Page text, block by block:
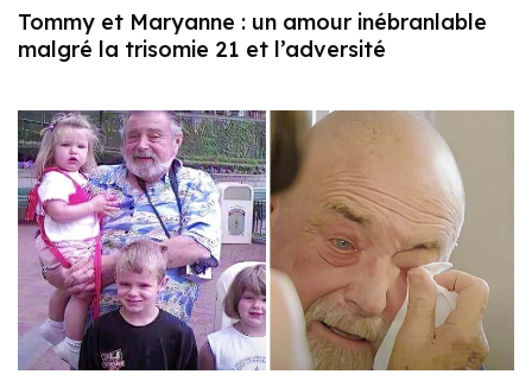
Tommy et Maryanne : un amour inébranlable
malgré la trisomie 21 et l’adversité